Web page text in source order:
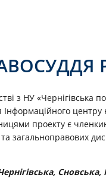
з НУ «Чернігівська
Інформаційного центру
проекту є
загальноправових